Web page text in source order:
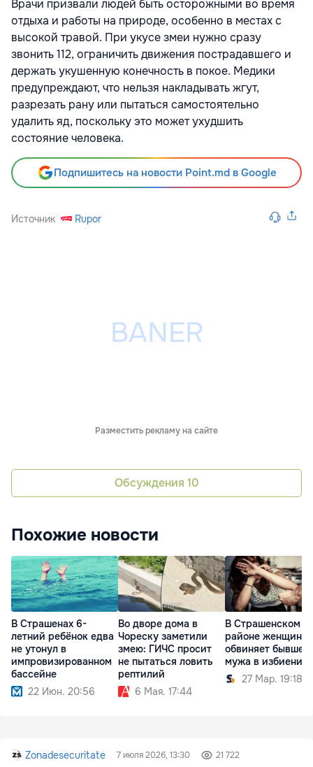
Врачи призвали людей быть осторожными во время
отдыха и работы на природе, особенно в местах с
высокой травой. При укусе змеи нужно сразу
звонить 112, ограничить движения пострадавшего и
держать укушенную конечность в покое. Медики
предупреждают, что нельзя накладывать жгут,
разрезать рану или пытаться самостоятельно
удалить яд, поскольку это может ухудшить
состояние человека.
Подпишитесь на новости Point.md в Google
Источник Rupor
Разместить рекламу на сайте
Обсуждения 10
Похожие новости
В Страшенах 6-
летний ребёнок едва
не утонул в
импровизированном
бассейне
22 Июн. 20:56
Во дворе дома в
Чореску заметили
змею: ГИЧС просит
не пытаться ловить
рептилий
6 Мая. 17:44
В Страшенском
районе женщина
обвиняет бывшего
мужа в избиении
27 Мар. 19:18
Zonadesecuritate 7 июля 2026, 13:30 21 722